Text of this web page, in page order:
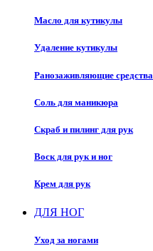
Масло для кутикулы
Удаление кутикулы
Ранозаживляющие средства
Соль для маникюра
Скраб и пилинг для рук
Воск для рук и ног
Крем для рук
ДЛЯ НОГ
Уход за ногами